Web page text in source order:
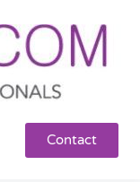
Contact